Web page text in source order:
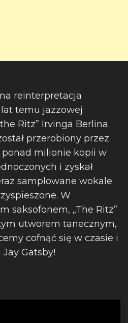
reinterpretacja
temu jazzowej
Ritz” Irvinga Berlina.
przerobiony przez
ponad milionie kopii w
i zyskał
samplowane wokale
W
saksofonem, „The Ritz”
utworem tanecznym,
cofnąć się w czasie i
Gatsby!